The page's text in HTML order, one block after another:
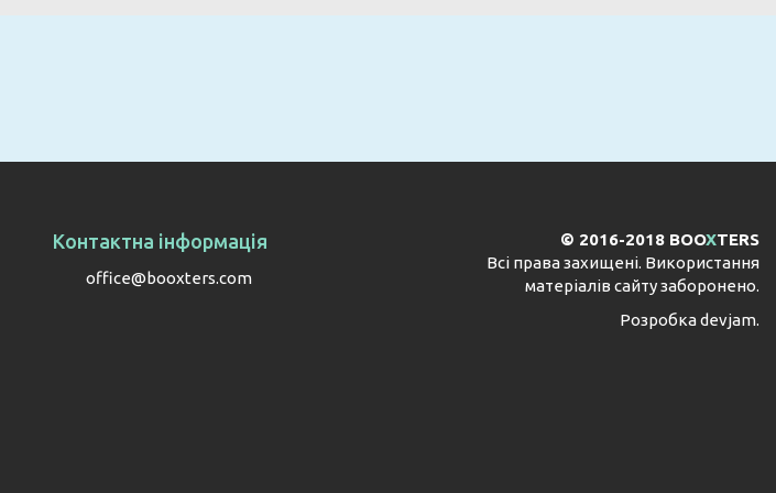
Контактна інформація
office@booxters.com
© 2016-2018 BOOXTERS
Всі права захищені. Використання
матеріалів сайту заборонено.
Розробкаdevjam.